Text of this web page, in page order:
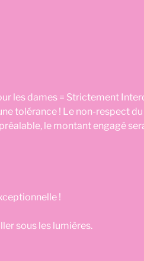
les dames = Strictement
tolérance ! Le non-respect
le montant engagé
!
sous les lumières.